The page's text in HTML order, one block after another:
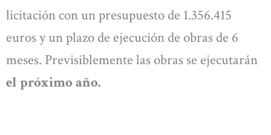
licitación con un presupuesto de 1.356.415
euros y un plazo de ejecución de obras de 6
meses. Previsiblemente las obras se ejecutarán
el próximo año.